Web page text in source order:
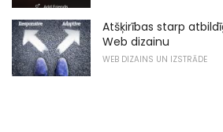
Atšķirības starp
Web dizainu
WEB DIZAINS UN IZSTRĀDE